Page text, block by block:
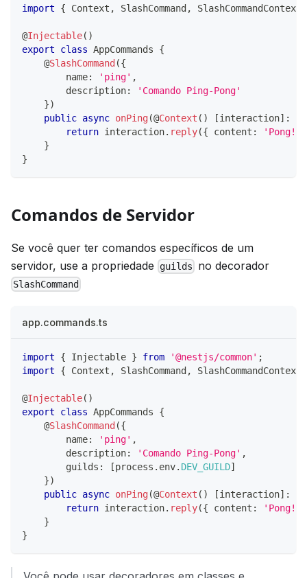
import
{ Context , SlashCommand , SlashCommandContext
@Injectable( )
export
class AppCommands
{
@SlashCommand ({
        name
: 'ping' ,
        description
:
'Comando Ping-Pong'
})
public async onPing(@Context ( ) [interaction] :
return interaction. reply({ content :
'Pong!'
}
}
Comandos de Servidor
Se você quer ter comandos específicos de um
servidor, use a propriedade
guilds no decorador
SlashCommand
app.commands.ts
import { Injectable } from '@nestjs/common' ;
import
{ Context , SlashCommand , SlashCommandContext
@Injectable( )
export
class AppCommands
{
@SlashCommand ({
        name
: 'ping' ,
        description
: 'Comando Ping-Pong' ,
        guilds
: [process . env. DEV_GUILD]
})
public async onPing(@Context ( ) [interaction] :
return interaction. reply({ content :
'Pong!'
}
}